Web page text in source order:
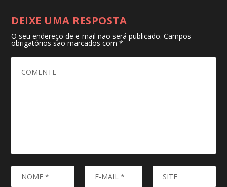
DEIXE UMA RESPOSTA
O seu endereço de e-mail não será publicado. Campos
obrigatórios são marcados com*